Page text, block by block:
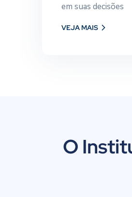
em suas decisões
VEJA MAIS
O